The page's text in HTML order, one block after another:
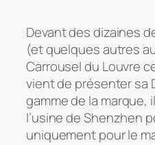
Devant des dizaines
(et quelques autres
Carrousel du Louvre
vient de présenter sa
gamme de la marque,
l’usine de Shenzhen
uniquement pour le